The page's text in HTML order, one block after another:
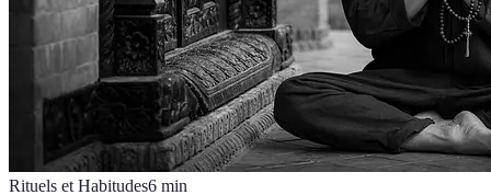
Rituels et Habitudes6 min